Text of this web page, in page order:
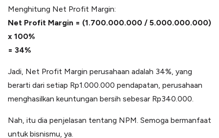
Menghitung Net Profit Margin:
Net Profit Margin = (1.700.000.000 / 5.000.000.000)
x 100%
= 34%
Jadi, Net Profit Margin perusahaan adalah 34%, yang
berarti dari setiap Rp1.000.000 pendapatan, perusahaan
menghasilkan keuntungan bersih sebesar Rp340.000.
Nah, itu dia penjelasan tentang NPM. Semoga bermanfaat
untuk bisnismu, ya.